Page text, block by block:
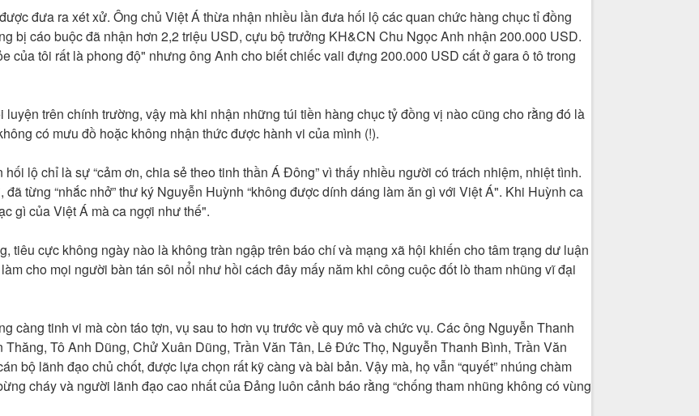
đưa ra xét xử. Ông chủ Việt Á thừa nhận nhiều lần đưa hối lộ các quan chức hàng chục tỉ đồng
bị cáo buộc đã nhận hơn 2,2 triệu USD, cựu bộ trưởng KH&CN Chu Ngọc Anh nhận 200.000 USD.
của tôi rất là phong độ" nhưng ông Anh cho biết chiếc vali đựng 200.000 USD cất ở gara ô tô trong
trên chính trường, vậy mà khi nhận những túi tiền hàng chục tỷ đồng vị nào cũng cho rằng đó là
có mưu đồ hoặc không nhận thức được hành vi của mình (!).
lộ chỉ là sự “cảm ơn, chia sẻ theo tinh thần Á Đông” vì thấy nhiều người có trách nhiệm, nhiệt tình.
từng “nhắc nhở” thư ký Nguyễn Huỳnh “không được dính dáng làm ăn gì với Việt Á". Khi Huỳnh ca
gì của Việt Á mà ca ngợi như thế".
tiêu cực không ngày nào là không tràn ngập trên báo chí và mạng xã hội khiến cho tâm trạng dư luận
cho mọi người bàn tán sôi nổi như hồi cách đây mấy năm khi công cuộc đốt lò tham nhũng vĩ đại
càng tinh vi mà còn táo tợn, vụ sau to hơn vụ trước về quy mô và chức vụ. Các ông Nguyễn Thanh
Tô Anh Dũng, Chử Xuân Dũng, Trần Văn Tân, Lê Đức Thọ, Nguyễn Thanh Bình, Trần Văn
bộ lãnh đạo chủ chốt, được lựa chọn rất kỹ càng và bài bản. Vậy mà, họ vẫn “quyết” nhúng chàm
cháy và người lãnh đạo cao nhất của Đảng luôn cảnh báo rằng “chống tham nhũng không có vùng